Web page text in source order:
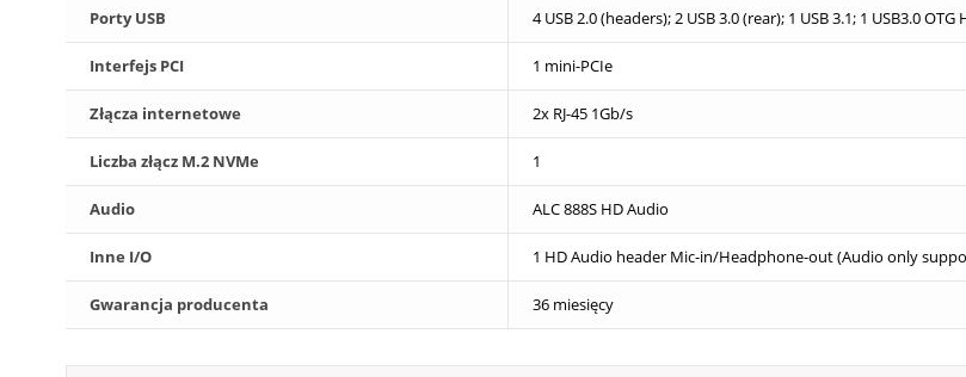
Porty USB 4 USB 2.0 (headers); 2 USB 3.0 (rear); 1 USB 3.1; 1 USB3.0 OTG
Interfejs PCI 1 mini-PCIe
Złącza internetowe 2x RJ-45 1Gb/s
Liczba złącz M.2 NVMe 1
Audio ALC 888S HD Audio
Inne I/O 1 HD Audio header Mic-in/Headphone-out (Audio only
Gwarancja producenta 36 miesięcy